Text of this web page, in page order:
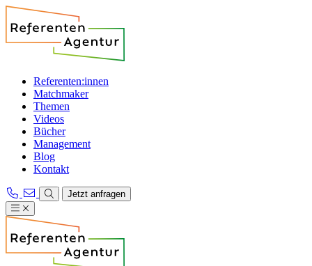
Referenten:innen
Matchmaker
Themen
Videos
Bücher
Management
Blog
Kontakt
Jetzt anfragen